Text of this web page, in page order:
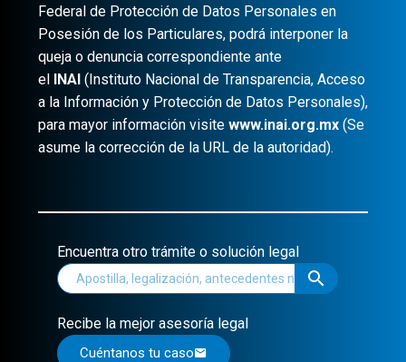
Federal de Protección de Datos Personales en
Posesión de los Particulares, podrá interponer la
queja o denuncia correspondiente ante
el
INAI (Instituto Nacional de Transparencia, Acceso
a la Información y Protección de Datos Personales),
para mayor información visite www.inai.org.mx (Se
asume la corrección de la URL de la autoridad).
Encuentra otro trámite o solución legal
Recibe la mejor asesoría legal
Cuéntanos tu caso